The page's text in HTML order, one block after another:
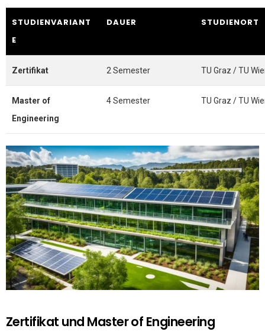
STUDIENVARIANT
E
DAUER STUDIENORT
Zertifikat 2 Semester TU Graz / TU
Master of
Engineering
4 Semester TU Graz / TU
Zertifikat und Master of Engineering